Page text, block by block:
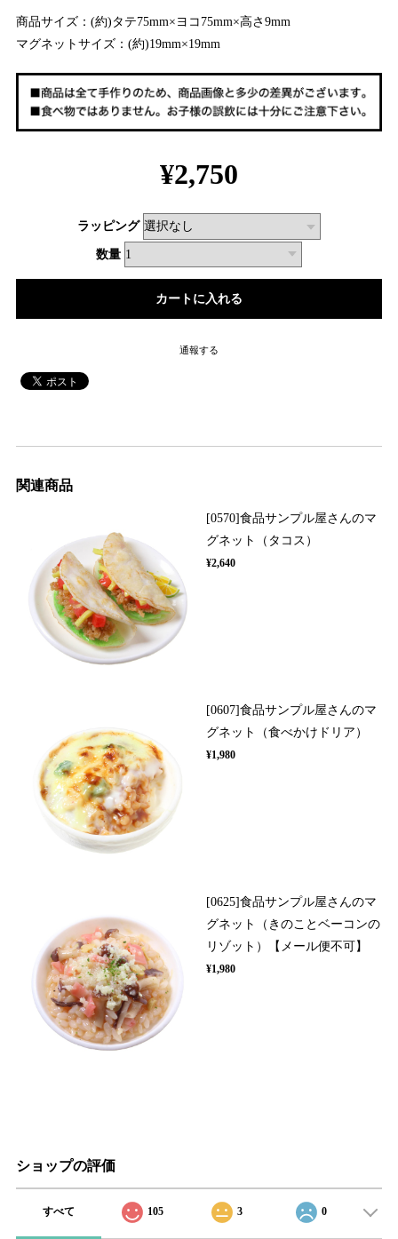
商品サイズ：(約)タテ75mm×ヨコ75mm×高さ9mm
マグネットサイズ：(約)19mm×19mm
¥2,750
ラッピング
数量
通報する
関連商品
[0570]食品サンプル屋さんのマ
グネット（タコス）
¥2,640
[0607]食品サンプル屋さんのマ
グネット（食べかけドリア）
¥1,980
[0625]食品サンプル屋さんのマ
グネット（きのことベーコンの
リゾット）【メール便不可】
¥1,980
ショップの評価
すべて 105 3 0